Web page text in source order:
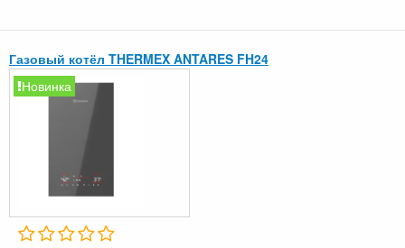
Газовый котёл THERMEX ANTARES FH24
Новинка